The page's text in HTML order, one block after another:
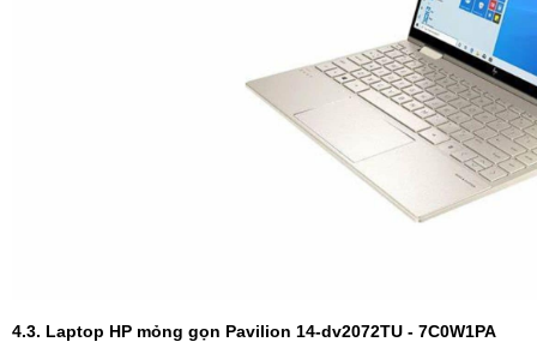
4.3. Laptop HP mỏng gọn Pavilion 14-dv2072TU - 7C0W1PA